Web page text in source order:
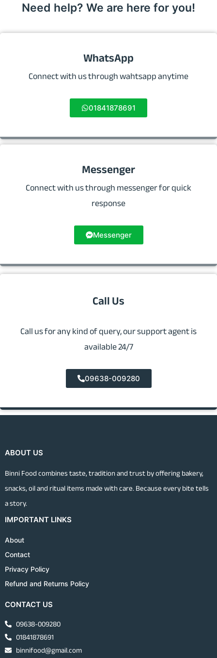
Need help? We are here for you!
WhatsApp
Connect with us through wahtsapp anytime
01841878691
Messenger
Connect with us through messenger for quick
response
Messenger
Call Us
Call us for any kind of query, our support agent is
available 24/7
09638-009280
ABOUT US
Binni Food combines taste, tradition and trust by offering bakery,
snacks, oil and ritual items made with care. Because every bite tells
a story.
IMPORTANT LINKS
About
Contact
Privacy Policy
Refund and Returns Policy
CONTACT US
09638-009280
01841878691
binnifood@gmail.com